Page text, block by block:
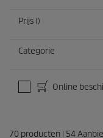
Prijs ()
Categorie
Online
70 producten | 54